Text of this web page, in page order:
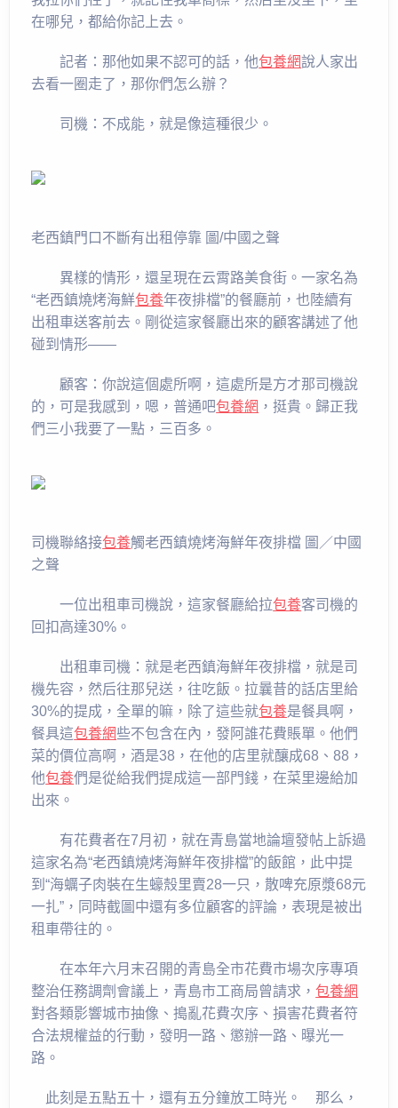
在哪兒，都給你記上去。
記者：那他如果不認可的話，他包養網說人家出
去看一圈走了，那你們怎么辦？
司機：不成能，就是像這種很少。
老西鎮門口不斷有出租停靠 圖/中國之聲
異樣的情形，還呈現在云霄路美食街。一家名為
“老西鎮燒烤海鮮包養年夜排檔”的餐廳前，也陸續有
出租車送客前去。剛從這家餐廳出來的顧客講述了他
碰到情形——
顧客：你說這個處所啊，這處所是方才那司機說
的，可是我感到，嗯，普通吧包養網 ，挺貴。歸正我
們三小我要了一點，三百多。
司機聯絡接包養觸老西鎮燒烤海鮮年夜排檔 圖／中國
之聲
一位出租車司機說，這家餐廳給拉包養客司機的
回扣高達30%。
出租車司機：就是老西鎮海鮮年夜排檔，就是司
機先容，然后往那兒送，往吃飯。拉曩昔的話店里給
30%的提成，全單的嘛，除了這些就包養是餐具啊，
餐具這包養網些不包含在內，發阿誰花費賬單。他們
菜的價位高啊，酒是38，在他的店里就釀成68、88，
他包養們是從給我們提成這一部門錢，在菜里邊給加
出來。
有花費者在7月初，就在青島當地論壇發帖上訴過
這家名為“老西鎮燒烤海鮮年夜排檔”的飯館，此中提
到“海蠣子肉裝在生蠔殼里賣28一只，散啤充原漿68元
一扎”，同時截圖中還有多位顧客的評論，表現是被出
租車帶往的。
在本年六月末召開的青島全市花費市場次序專項
整治任務調劑會議上，青島市工商局曾請求，包養網
對各類影響城市抽像、搗亂花費次序、損害花費者符
合法規權益的行動，發明一路、懲辦一路、曝光一
路。
此刻是五點五十，還有五分鐘放工時光。 那么，